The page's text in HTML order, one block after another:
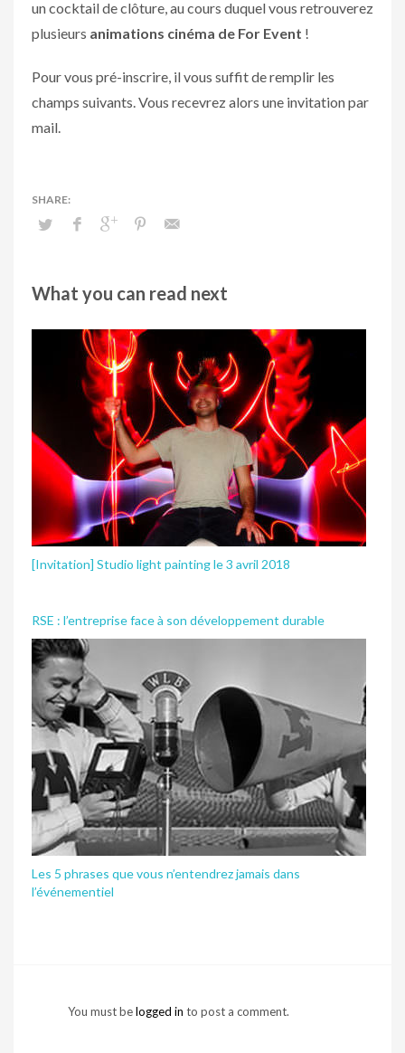
un cocktail de clôture, au cours duquel vous retrouverez
plusieurs animations cinéma de For Event !
Pour vous pré-inscrire, il vous suffit de remplir les
champs suivants. Vous recevrez alors une invitation par
mail.
What you can read next
[Invitation] Studio light painting le 3 avril 2018
RSE : l’entreprise face à son développement durable
Les 5 phrases que vous n’entendrez jamais dans
l’événementiel
You must belogged in to post a comment.